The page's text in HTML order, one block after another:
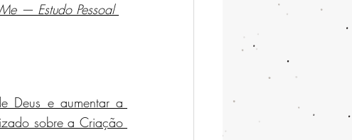
— Estudo Pessoal
Deus e aumentar a
sobre a Criação